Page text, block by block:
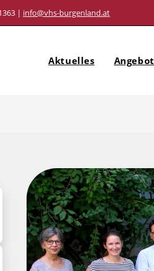
| info@vhs-burgenland.at
Aktuelles Angebot